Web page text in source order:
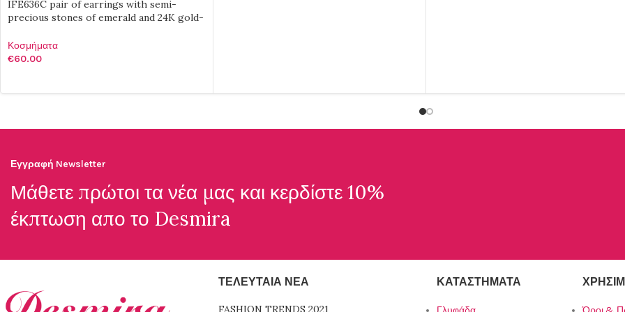
IFE636C pair of earrings with semi-
precious stones of emerald and 24K gold-
Κοσμήματα
€60.00
Εγγραφή Newsletter
Μάθετε πρώτοι τα νέα μας και κερδίστε 10%
έκπτωση απο το Desmira
ΤΕΛΕΥΤΑΊΑ ΝΈΑ
FASHION TRENDS 2021
ΚΑΤΑΣΤΉΜΑΤΑ